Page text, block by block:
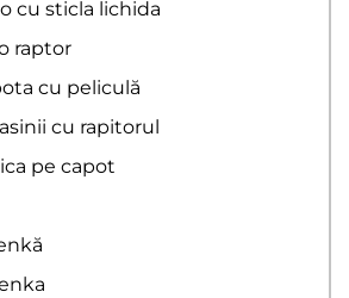
cu sticla lichida
raptor
cu peliculă
cu rapitorul
pe capot